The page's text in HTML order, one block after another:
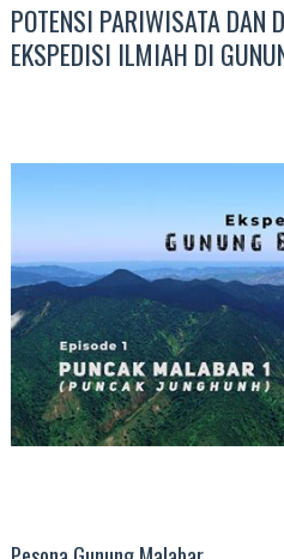
POTENSI PARIWISATA DAN
EKSPEDISI ILMIAH DI